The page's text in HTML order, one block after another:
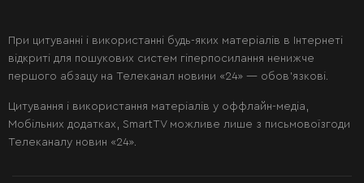
Другі
Салати
При цитуванні і використанні будь-яких матеріалів в Інтернеті
відкриті для пошукових систем гіперпосилання ненижче
першого абзацу на Телеканал новини «24» — обов’язкові.
Цитування і використання матеріалів у оффлайн-медіа,
Мобільних додатках, SmartTV можливе лише з письмовоїзгоди
Телеканалу новин «24».